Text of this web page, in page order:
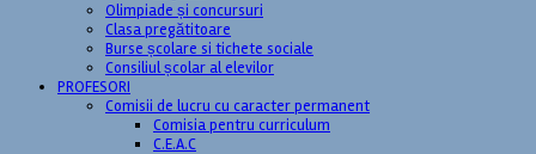
Olimpiade și concursuri
Clasa pregătitoare
Burse școlare si tichete sociale
Consiliul școlar al elevilor
PROFESORI
Comisii de lucru cu caracter permanent
Comisia pentru curriculum
C.E.A.C